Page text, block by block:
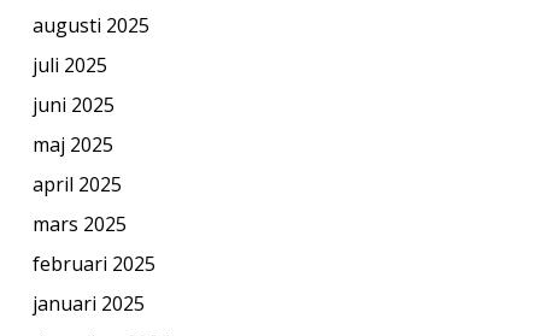
augusti 2025
juli 2025
juni 2025
maj 2025
april 2025
mars 2025
februari 2025
januari 2025